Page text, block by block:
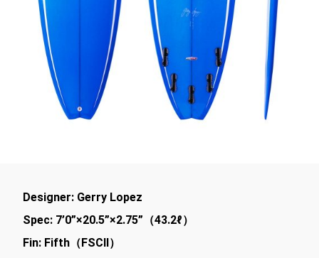
Designer: Gerry Lopez
Spec: 7’0”×20.5”×2.75”（43.2ℓ）
Fin: Fifth（FSCⅡ）